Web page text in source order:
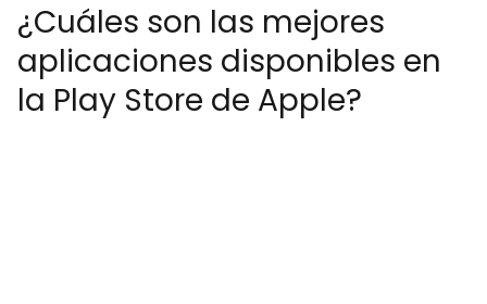
¿Cuáles son las mejores
aplicaciones disponibles en
la Play Store de Apple?